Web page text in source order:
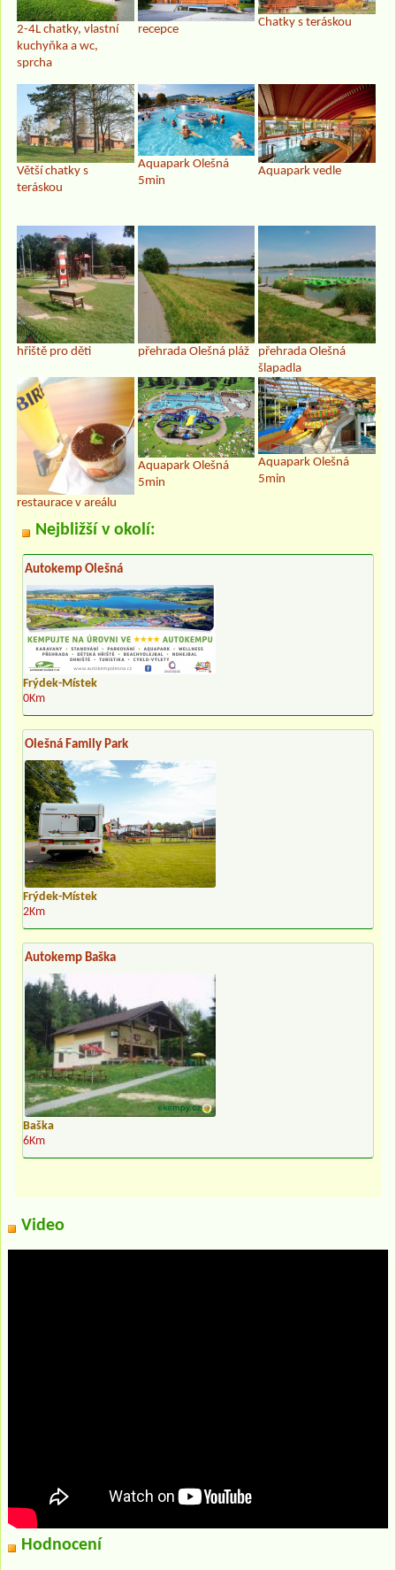
2-4L chatky, vlastní
kuchyňka a wc,
sprcha
recepce
Chatky s teráskou
Větší chatky s
teráskou
Aquapark Olešná
5min
Aquapark vedle
hřiště pro děti přehrada Olešná pláž
přehrada Olešná
šlapadla
restaurace v areálu
Aquapark Olešná
5min
Aquapark Olešná
5min
Nejbližší v okolí:
Autokemp Olešná
Frýdek-Místek
0Km
Olešná Family Park
Frýdek-Místek
2Km
Autokemp Baška
Baška
6Km
Video
Hodnocení